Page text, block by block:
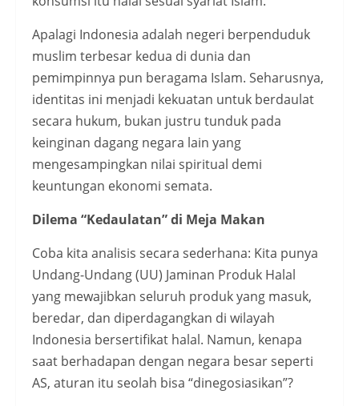
Apalagi Indonesia adalah negeri berpenduduk
muslim terbesar kedua di dunia dan
pemimpinnya pun beragama Islam. Seharusnya,
identitas ini menjadi kekuatan untuk berdaulat
secara hukum, bukan justru tunduk pada
keinginan dagang negara lain yang
mengesampingkan nilai spiritual demi
keuntungan ekonomi semata.
Dilema “Kedaulatan” di Meja Makan
Coba kita analisis secara sederhana: Kita punya
Undang-Undang (UU) Jaminan Produk Halal
yang mewajibkan seluruh produk yang masuk,
beredar, dan diperdagangkan di wilayah
Indonesia bersertifikat halal. Namun, kenapa
saat berhadapan dengan negara besar seperti
AS, aturan itu seolah bisa “dinegosiasikan”?